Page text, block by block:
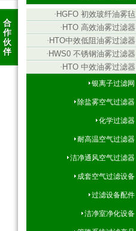
合
作
伙
伴
· HGFO 初效玻纤油雾毡
· HTO 高效油雾过滤器
· HTO中效低阻油雾过滤器
· HWS0 不锈钢油雾过滤器
· HTO 中效油雾过滤器
银离子过滤网
除盐雾空气过滤器
化学过滤器
耐高温空气过滤器
洁净通风空气过滤器
成套空气过滤设备
过滤设备配件
洁净室净化设备